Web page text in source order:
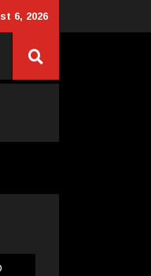
6, 2026